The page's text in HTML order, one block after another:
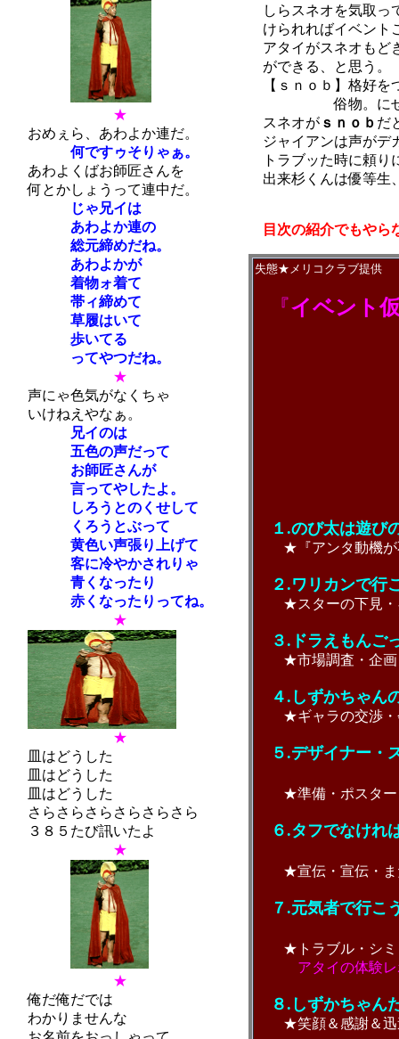
★
おめぇら、あわよか連だ。
何ですゥそりゃぁ。
あわよくばお師匠さんを
何とかしょうって連中だ。
じゃ兄イは
あわよか連の
総元締めだね。
あわよかが
着物ォ着て
帯ィ締めて
草履はいて
歩いてる
ってやつだね。
★
声にゃ色気がなくちゃ
いけねえやなぁ。
兄イのは
五色の声だって
お師匠さんが
言ってやしたよ。
しろうとのくせして
くろうとぶって
黄色い声張り上げて
客に冷やかされりゃ
青くなったり
赤くなったりってね。
★
★
皿はどうした
皿はどうした
皿はどうした
さらさらさらさらさらさら
３８５たび訊いたよ
★
★
俺だ俺だでは
わかりませんな
しらスネオを気取っ
けられればイベント
アタイがスネオもど
ができる、と思う。
【ｓｎｏｂ】格好を
俗物。にせ
スネオが ｓｎｏｂ だ
ジャイアンは声がデ
トラブッた時に頼り
出来杉くんは優等生
目次の紹介でもやら
失態★メリコクラブ提供
『イベント
１.のび太は遊び
★『アンタ動機が
２.ワリカンで行
★スターの下見・ギ
３.ドラえもんご
★市場調査・企画
４.しずかちゃん
★ギャラの交渉・
５.デザイナー・
★準備・ポスター・
６.タフでなけれ
★宣伝・宣伝・また
７.元気者で行こ
★トラブル・シミ
アタイの体験
８.しずかちゃん
★笑顔＆感謝＆迅